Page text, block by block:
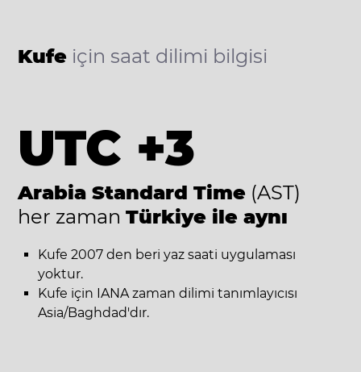
Kufe için saat dilimi bilgisi
UTC +3
Arabia Standard Time (AST)
her zaman Türkiye ile aynı
Kufe 2007 den beri yaz saati uygulaması
yoktur.
Kufe için IANA zaman dilimi tanımlayıcısı
Asia/Baghdad'dır.